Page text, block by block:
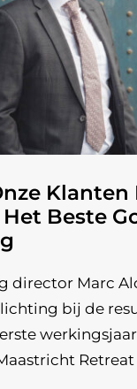
Klanten
Beste
director Marc
bij de
Retreat